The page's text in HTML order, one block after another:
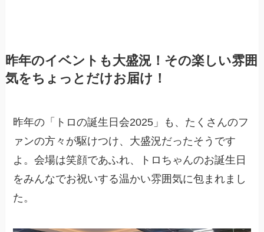
昨年のイベントも大盛況！その楽しい雰囲
気をちょっとだけお届け！
昨年の「トロの誕生日会2025」も、たくさんのフ
ァンの方々が駆けつけ、大盛況だったそうです
よ。会場は笑顔であふれ、トロちゃんのお誕生日
をみんなでお祝いする温かい雰囲気に包まれまし
た。